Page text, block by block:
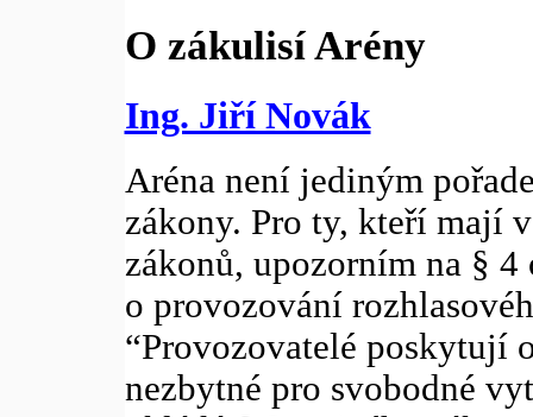
O zákulisí Arény
Ing. Jiří Novák
Aréna není jediným
zákony. Pro ty, kteří mají
zákonů, upozorním na § 4
o provozování
“Provozovatelé poskytují
nezbytné pro svobodné